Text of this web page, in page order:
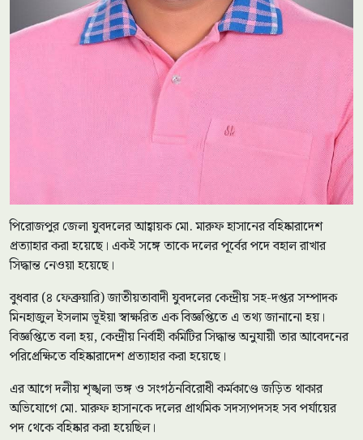
পিরোজপুর জেলা যুবদলের আহ্বায়ক মো. মারুফ হাসানের বহিষ্কারাদেশ
প্রত্যাহার করা হয়েছে। একই সঙ্গে তাকে দলের পূর্বের পদে বহাল রাখার
সিদ্ধান্ত নেওয়া হয়েছে।
বুধবার (৪ ফেব্রুয়ারি) জাতীয়তাবাদী যুবদলের কেন্দ্রীয় সহ-দপ্তর সম্পাদক
মিনহাজুল ইসলাম ভূইয়া স্বাক্ষরিত এক বিজ্ঞপ্তিতে এ তথ্য জানানো হয়।
বিজ্ঞপ্তিতে বলা হয়, কেন্দ্রীয় নির্বাহী কমিটির সিদ্ধান্ত অনুযায়ী তার আবেদনের
পরিপ্রেক্ষিতে বহিষ্কারাদেশ প্রত্যাহার করা হয়েছে।
এর আগে দলীয় শৃঙ্খলা ভঙ্গ ও সংগঠনবিরোধী কর্মকাণ্ডে জড়িত থাকার
অভিযোগে মো. মারুফ হাসানকে দলের প্রাথমিক সদস্যপদসহ সব পর্যায়ের
পদ থেকে বহিষ্কার করা হয়েছিল।